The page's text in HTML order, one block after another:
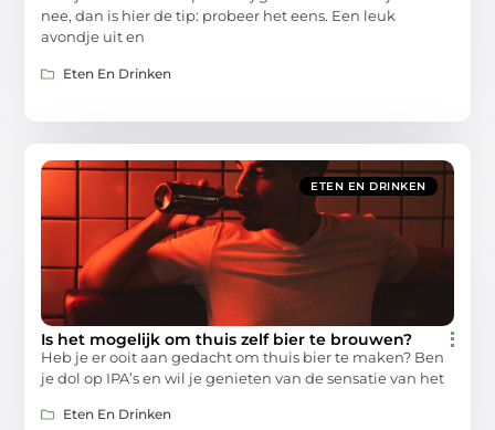
nee, dan is hier de tip: probeer het eens. Een leuk
avondje uit en
Eten En Drinken
ETEN EN DRINKEN
Is het mogelijk om thuis zelf bier te brouwen?
Heb je er ooit aan gedacht om thuis bier te maken? Ben
je dol op IPA’s en wil je genieten van de sensatie van het
Eten En Drinken